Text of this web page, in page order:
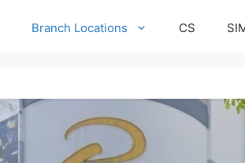
Branch Locations CS